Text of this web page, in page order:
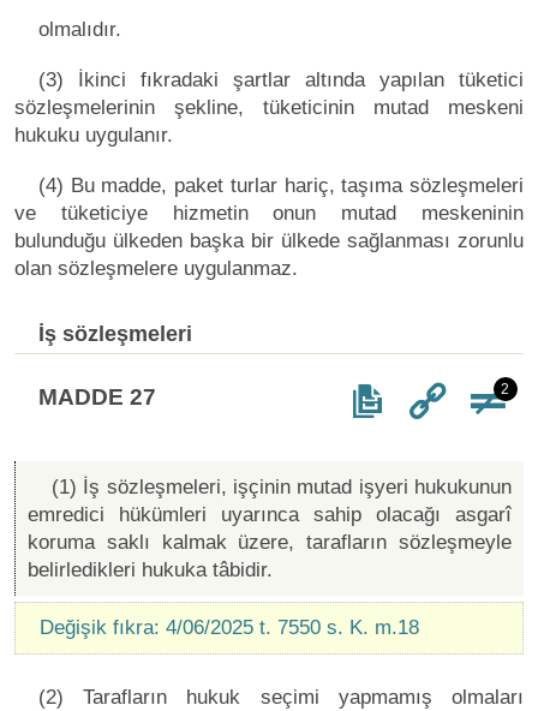
olmalıdır.
(3) İkinci fıkradaki şartlar altında yapılan tüketici
sözleşmelerinin şekline, tüketicinin mutad meskeni
hukuku uygulanır.
(4) Bu madde, paket turlar hariç, taşıma sözleşmeleri
ve tüketiciye hizmetin onun mutad meskeninin
bulunduğu ülkeden başka bir ülkede sağlanması zorunlu
olan sözleşmelere uygulanmaz.
İş sözleşmeleri
MADDE 27 2
(1) İş sözleşmeleri, işçinin mutad işyeri hukukunun
emredici hükümleri uyarınca sahip olacağı asgarî
koruma saklı kalmak üzere, tarafların sözleşmeyle
belirledikleri hukuka tâbidir.
Değişik fıkra: 4/06/2025 t. 7550 s. K. m.18
(2) Tarafların hukuk seçimi yapmamış olmaları